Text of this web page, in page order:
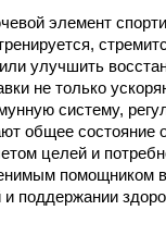
элемент
улучшить
не только
систему,
общее состояние
целей и
помощником
поддержании